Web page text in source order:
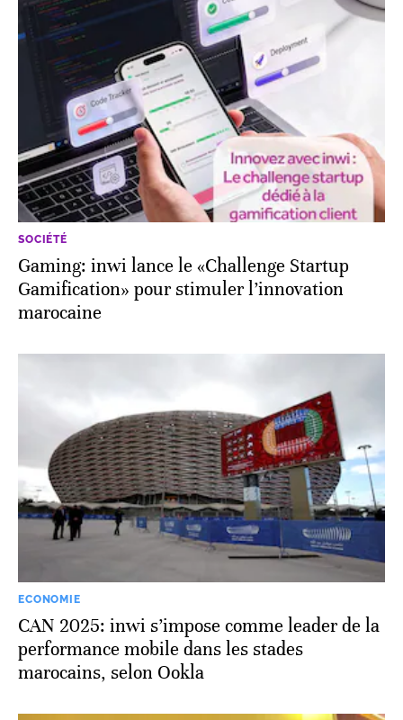
SOCIÉTÉ
Gaming: inwi lance le «Challenge Startup
Gamification» pour stimuler l’innovation
marocaine
ECONOMIE
CAN 2025: inwi s’impose comme leader de la
performance mobile dans les stades
marocains, selon Ookla